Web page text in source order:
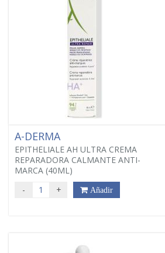
A-DERMA
EPITHELIALE AH ULTRA CREMA
REPARADORA CALMANTE ANTI-
MARCA (40ML)
- + Añadir